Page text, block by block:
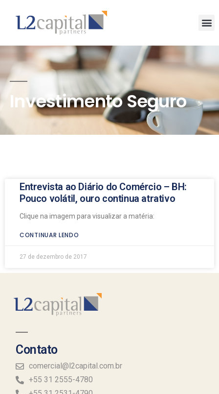
Investimento Seguro
Entrevista ao Diário do Comércio – BH:
Pouco volátil, ouro continua atrativo
Clique na imagem para visualizar a matéria:
CONTINUAR LENDO
27 de dezembro de 2017
Contato
comercial@l2capital.com.br
+55 31 2555-4780